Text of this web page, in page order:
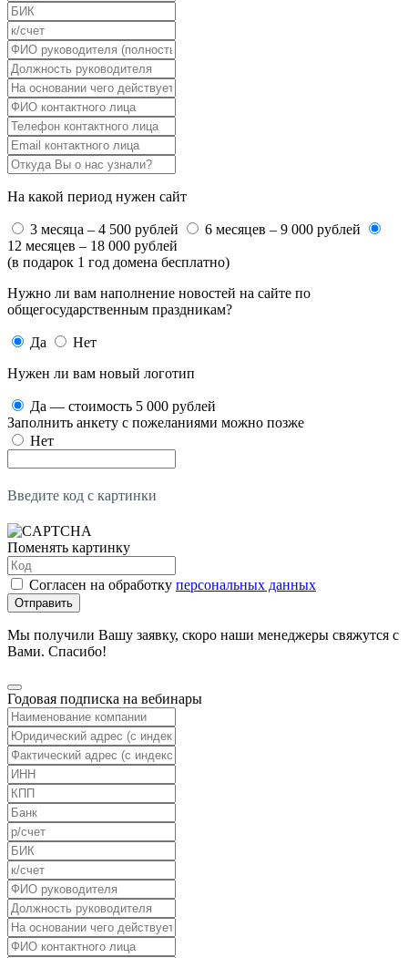
На какой период нужен сайт
3 месяца – 4 500 рублей
6 месяцев – 9 000 рублей
12 месяцев – 18 000 рублей
(в подарок 1 год домена бесплатно)
Нужно ли вам наполнение новостей на сайте по
общегосударственным праздникам?
Да
Нет
Нужен ли вам новый логотип
Да — стоимость 5 000 рублей
Заполнить анкету с пожеланиями можно позже
Нет
Введите код с картинки
Поменять картинку
Согласен на обработку персональных данных
Отправить
Мы получили Вашу заявку, скоро наши менеджеры свяжутся с
Вами. Спасибо!
Годовая подписка на вебинары